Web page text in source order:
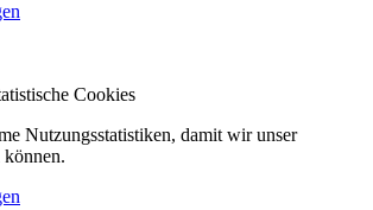
Cookies
Nutzungsstatistiken, damit wir unser
können.